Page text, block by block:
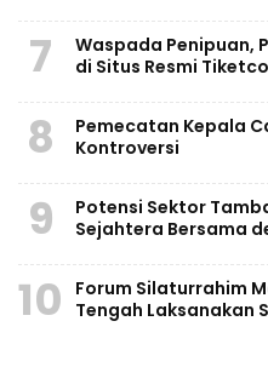
7
Waspada Penipuan,
di Situs Resmi
8
Pemecatan Kepala
Kontroversi
9
Potensi Sektor
Sejahtera Bersama
10
Forum Silaturrahim
Tengah Laksanakan